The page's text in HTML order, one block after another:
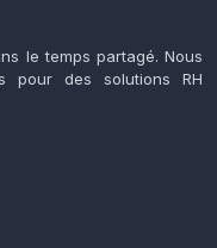
le temps partagé. Nous
pour des solutions RH